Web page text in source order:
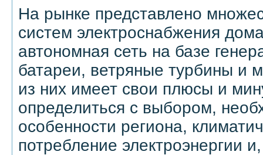
На рынке представлено
систем электроснабжения
автономная сеть на базе
батареи, ветряные турбины и
из них имеет свои плюсы и
определиться с выбором,
особенности региона,
потребление электроэнергии